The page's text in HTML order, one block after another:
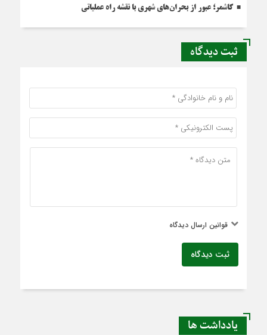
کاشمر؛ عبور از بحران‌های شهری با نقشه راه عملیاتی
ثبت دیدگاه
قوانین ارسال دیدگاه
ثبت دیدگاه
یادداشت ها